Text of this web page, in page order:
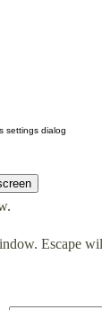
settings dialog
Escape